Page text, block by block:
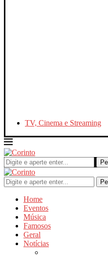
TV, Cinema e Streaming
Home
Eventos
Música
Famosos
Geral
Notícias